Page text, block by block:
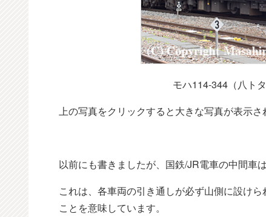
モハ114-344（八
上の写真をクリックすると大きな写真が表示さ
以前にも書きましたが、国鉄/JR電車の中間車
これは、各車両の引き通しが必ず山側に設け
ことを意味しています。